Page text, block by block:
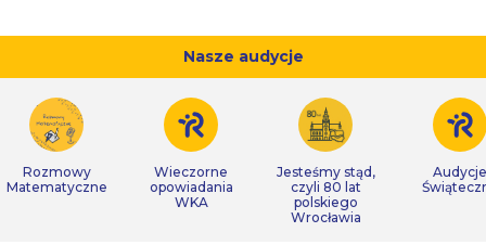
Nasze audycje
Rozmowy
Matematyczne
Wieczorne
opowiadania
WKA
Jesteśmy stąd,
czyli 80 lat
polskiego
Wrocławia
Audycje